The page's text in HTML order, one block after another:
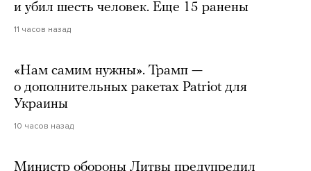
и убил шесть человек. Еще 15 ранены
11 часов назад
«Нам самим нужны». Трамп —
о дополнительных ракетах Patriot для
Украины
10 часов назад
Министр обороны Литвы предупредил